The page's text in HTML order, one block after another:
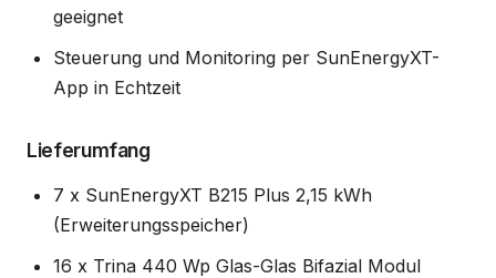
geeignet
Steuerung und Monitoring per SunEnergyXT-
App in Echtzeit
Lieferumfang
7 x SunEnergyXT B215 Plus 2,15 kWh
(Erweiterungsspeicher)
16 x Trina 440 Wp Glas-Glas Bifazial Modul